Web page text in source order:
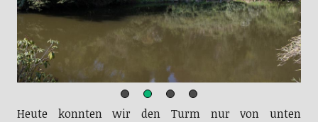
Heute konnten wir den Turm nur von unten